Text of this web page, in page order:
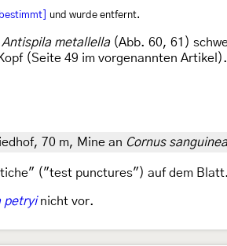
und wurde entfernt.
Antispila metallella(Abb. 60, 61)
(Seite 49 im vorgenannten
70 m, Mine an Cornus sanguinea
("test punctures") auf dem Blatt.
petryinicht vor.